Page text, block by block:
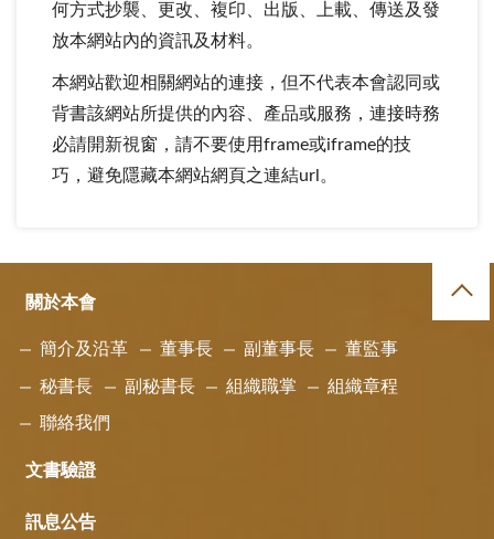
何方式抄襲、更改、複印、出版、上載、傳送及發
放本網站內的資訊及材料。
本網站歡迎相關網站的連接，但不代表本會認同或
背書該網站所提供的內容、產品或服務，連接時務
必請開新視窗，請不要使用frame或iframe的技
巧，避免隱藏本網站網頁之連結url。
關於本會
簡介及沿革 董事長 副董事長 董監事
秘書長 副秘書長 組織職掌 組織章程
聯絡我們
文書驗證
訊息公告